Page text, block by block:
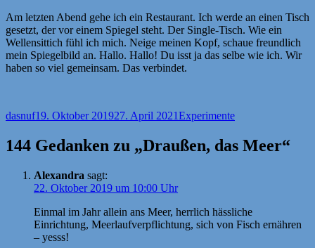
Am letzten Abend gehe ich ein Restaurant. Ich werde an einen Tisch
gesetzt, der vor einem Spiegel steht. Der Single-Tisch. Wie ein
Wellensittich fühl ich mich. Neige meinen Kopf, schaue freundlich
mein Spiegelbild an. Hallo. Hallo! Du isst ja das selbe wie ich. Wir
haben so viel gemeinsam. Das verbindet.
Autor
dasnufVeröffentlicht
19. Oktober 201927. April 2021Kategorien
Experimente
144 Gedanken zu „Draußen, das Meer“
Alexandra sagt:
22. Oktober 2019 um 10:00 Uhr
Einmal im Jahr allein ans Meer, herrlich hässliche
Einrichtung, Meerlaufverpflichtung, sich von Fisch ernähren
– yesss!